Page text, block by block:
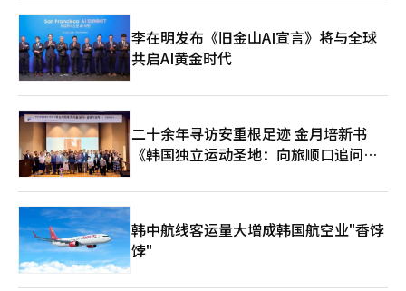
衡。在年轻人之间拒绝升职的现象越来越普遍，他们逐渐意识到升
职并不意味着更好的生活。在选择工作时，往往更倾向于选择清闲
的工作，以免身心疲倦和压力过载，影响身体与心理健康。”
李在明发布《旧金山AI宣言》将与全球
共启AI黄金时代
二十余年寻访安重根足迹 金月培新书
《韩国独立运动圣地：向旅顺口追问历
韩中航线客运量大增成韩国航空业"香饽
饽"